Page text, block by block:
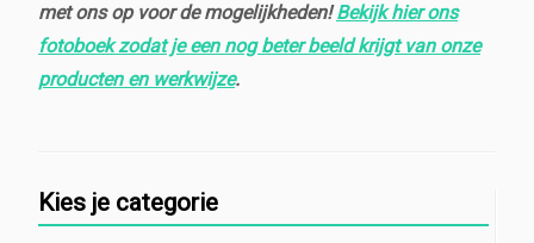
met ons op voor de mogelijkheden!Bekijk hier ons
fotoboek zodat je een nog beter beeld krijgt van onze
producten en werkwijze.
Kies je categorie